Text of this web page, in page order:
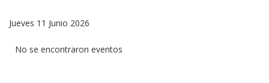
Jueves 11 Junio 2026
No se encontraron eventos